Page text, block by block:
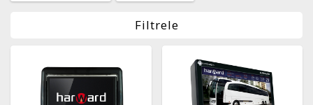
Filtrele